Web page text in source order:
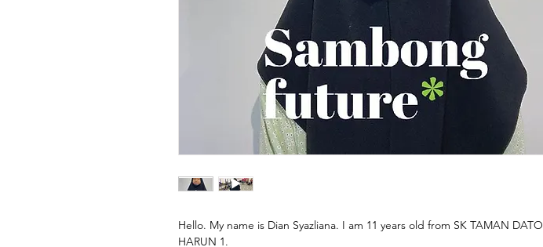
Hello. My name is Dian Syazliana. I am 11 years old from SK TAMAN DATO
HARUN 1.